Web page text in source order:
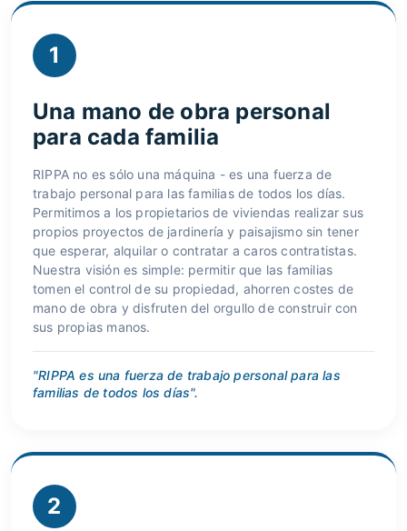
1
Una mano de obra personal
para cada familia
RIPPA no es sólo una máquina - es una fuerza de
trabajo personal para las familias de todos los días.
Permitimos a los propietarios de viviendas realizar sus
propios proyectos de jardinería y paisajismo sin tener
que esperar, alquilar o contratar a caros contratistas.
Nuestra visión es simple: permitir que las familias
tomen el control de su propiedad, ahorren costes de
mano de obra y disfruten del orgullo de construir con
sus propias manos.
"RIPPA es una fuerza de trabajo personal para las
familias de todos los días".
2